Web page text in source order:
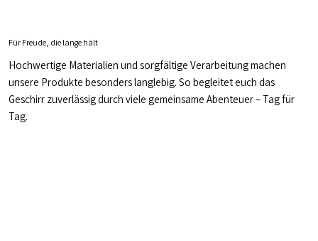
Für Freude, die lange hält
Hochwertige Materialien und sorgfältige Verarbeitung machen
unsere Produkte besonders langlebig. So begleitet euch das
Geschirr zuverlässig durch viele gemeinsame Abenteuer – Tag für
Tag.